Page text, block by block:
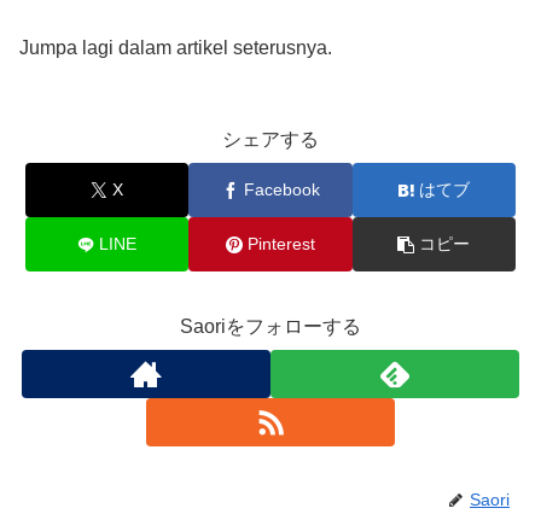
Jumpa lagi dalam artikel seterusnya.
シェアする
X Facebook はてブ
LINE Pinterest コピー
Saoriをフォローする
Saori